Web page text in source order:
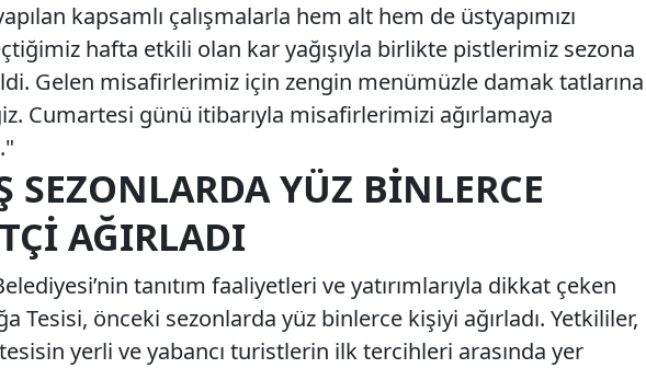
kapsamlı çalışmalarla hem alt hem de üstyapımızı
hafta etkili olan kar yağışıyla birlikte pistlerimiz sezona
Gelen misafirlerimiz için zengin menümüzle damak tatlarına
Cumartesi günü itibarıyla misafirlerimizi ağırlamaya
SEZONLARDA YÜZ BINLERCE
AĞIRLADI
tanıtım faaliyetleri ve yatırımlarıyla dikkat çeken
Tesisi, önceki sezonlarda yüz binlerce kişiyi ağırladı. Yetkililer,
yerli ve yabancı turistlerin ilk tercihleri arasında yer